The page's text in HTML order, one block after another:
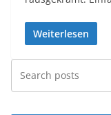
Weiterlesen